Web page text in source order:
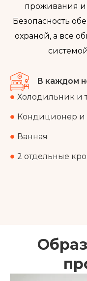
проживания и
Безопасность
охраной, а все
В каждом
Холодильник и
Кондиционер и
Ванная
2 отдельные